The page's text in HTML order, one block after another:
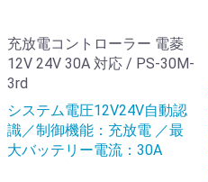
充放電コントローラー 電菱
12V 24V 30A 対応 / PS-30M-
3rd
システム電圧12V24V自動認
識／制御機能：充放電 ／最
大バッテリー電流：30A